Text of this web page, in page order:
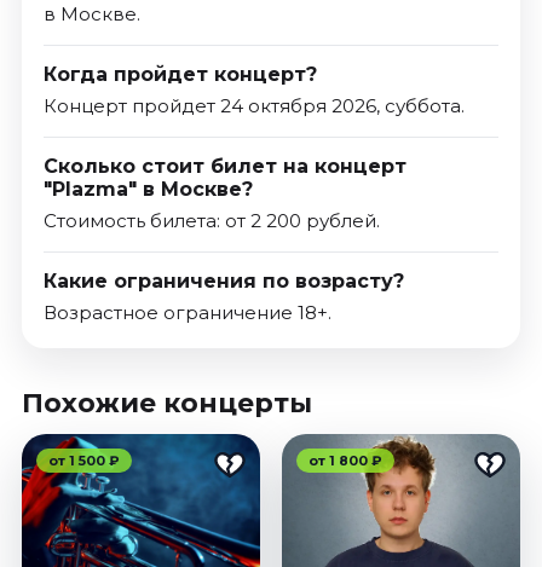
в Москве.
Когда пройдет концерт?
Концерт пройдет 24 октября 2026, суббота.
Сколько стоит билет на концерт
"Plazma" в Москве?
Стоимость билета: от 2 200 рублей.
Какие ограничения по возрасту?
Возрастное ограничение 18+.
Похожие концерты
от 1 500 ₽ от 1 800 ₽